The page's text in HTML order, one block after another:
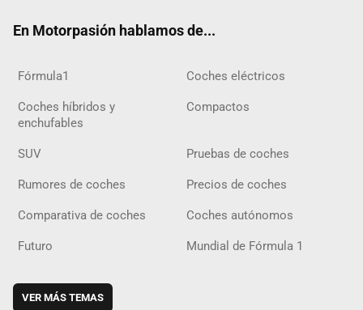
En Motorpasión hablamos de...
Fórmula1 Coches eléctricos
Coches híbridos y
enchufables
Compactos
SUV Pruebas de coches
Rumores de coches Precios de coches
Comparativa de coches Coches autónomos
Futuro Mundial de Fórmula 1
VER MÁS TEMAS